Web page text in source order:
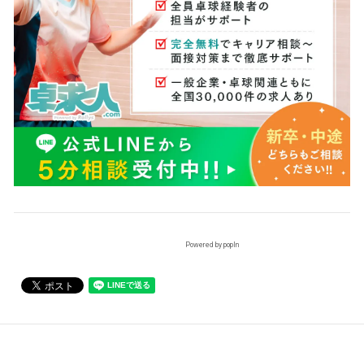
Powered by popIn